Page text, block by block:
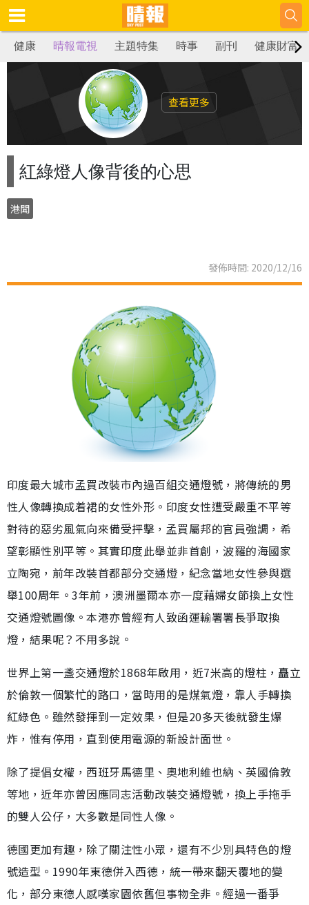
健康 晴報電視 主題特集 時事 副刊 健康財富
查看更多
紅綠燈人像背後的心思
港聞
發佈時間: 2020/12/16
印度最大城市孟買改裝市內過百組交通燈號，將傳統的男
性人像轉換成着裙的女性外形。印度女性遭受嚴重不平等
對待的惡劣風氣向來備受抨擊，孟買屬邦的官員強調，希
望彰顯性別平等。其實印度此舉並非首創，波羅的海國家
立陶宛，前年改裝首都部分交通燈，紀念當地女性參與選
舉100周年。3年前，澳洲墨爾本亦一度藉婦女節換上女性
交通燈號圖像。本港亦曾經有人致函運輸署署長爭取換
燈，結果呢？不用多說。
世界上第一盞交通燈於1868年啟用，近7米高的燈柱，矗立
於倫敦一個繁忙的路口，當時用的是煤氣燈，靠人手轉換
紅綠色。雖然發揮到一定效果，但是20多天後就發生爆
炸，惟有停用，直到使用電源的新設計面世。
除了提倡女權，西班牙馬德里、奧地利維也納、英國倫敦
等地，近年亦曾因應同志活動改裝交通燈號，換上手拖手
的雙人公仔，大多數是同性人像。
德國更加有趣，除了關注性小眾，還有不少別具特色的燈
號造型。1990年東德併入西德，統一帶來翻天覆地的變
化，部分東德人感嘆家園依舊但事物全非。經過一番爭